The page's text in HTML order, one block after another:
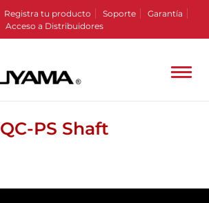
Registra tu producto Soporte
Garantía
Acceso a Distribuidores
QC-PS Shaft